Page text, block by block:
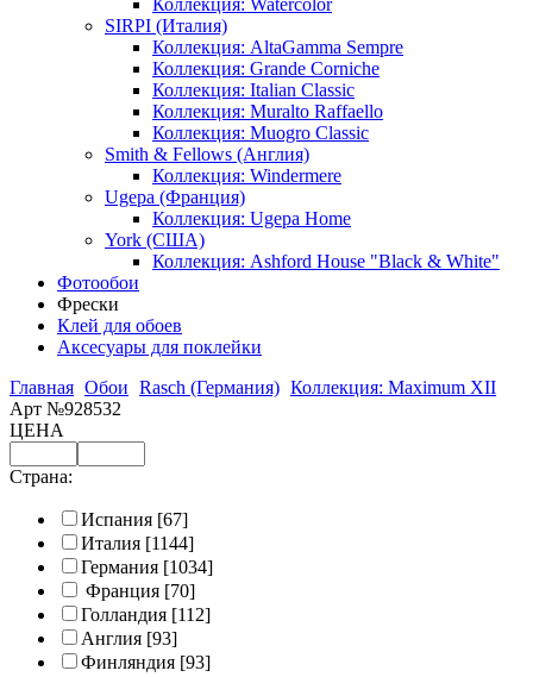
Коллекция: Watercolor
SIRPI (Италия)
Коллекция: AltaGamma Sempre
Коллекция: Grande Corniche
Коллекция: Italian Classic
Коллекция: Muralto Raffaello
Коллекция: Muogro Сlassic
Smith & Fellows (Англия)
Коллекция: Windermere
Ugepa (Франция)
Коллекция: Ugepa Home
York (США)
Коллекция: Ashford House "Black & White"
Фотообои
Фрески
Клей для обоев
Аксесуары для поклейки
Главная Обои Rasch (Германия) Коллекция: Maximum XII
Арт №928532
ЦЕНА
Страна:
Испания [67]
Италия [1144]
Германия [1034]
Франция [70]
Голландия [112]
Англия [93]
Финляндия [93]